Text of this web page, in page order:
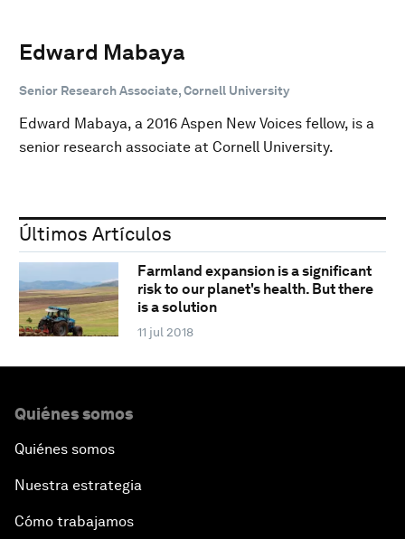
Edward Mabaya
Senior Research Associate, Cornell University
Edward Mabaya, a 2016 Aspen New Voices fellow, is a
senior research associate at Cornell University.
Últimos Artículos
Farmland expansion is a significant
risk to our planet's health. But there
is a solution
11 jul 2018
Quiénes somos
Quiénes somos
Nuestra estrategia
Cómo trabajamos